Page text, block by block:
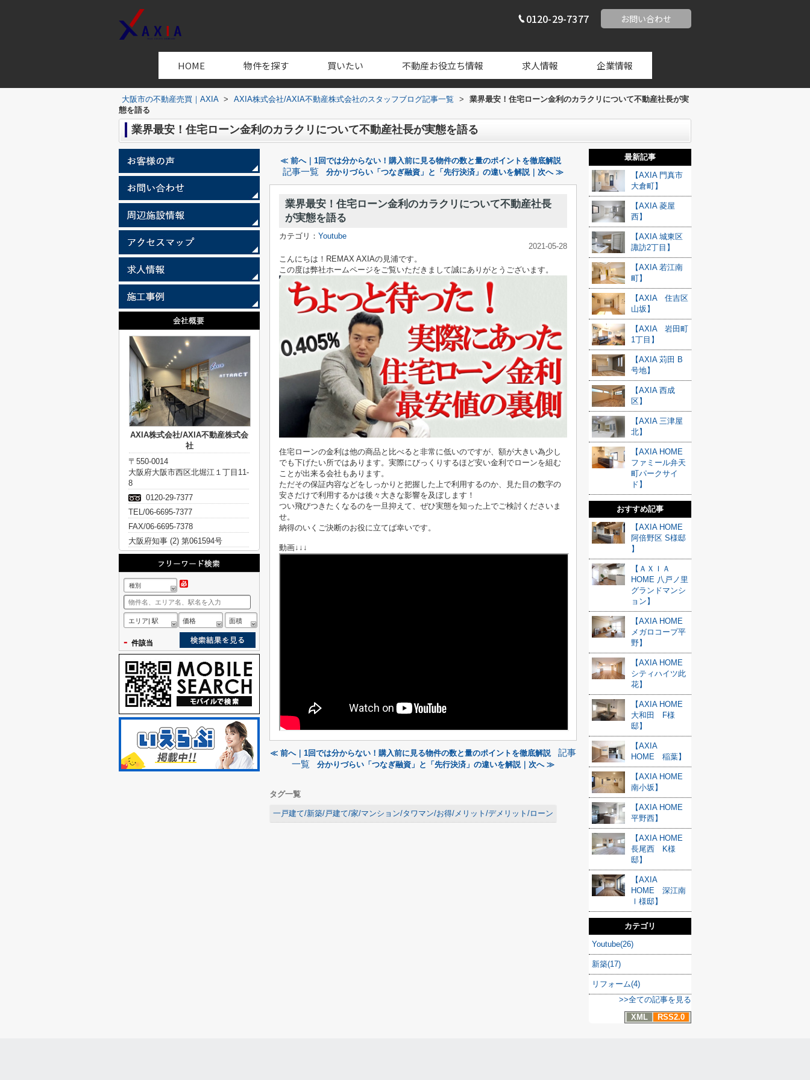
0120-29-7377 お問い合わせ
HOME 物件を探す 買いたい 不動産お役立ち情報 求人情報 企業情報
大阪市の不動産売買｜AXIA > AXIA株式会社/AXIA不動産株式会社のスタッフブログ記事一覧 >
業界最安！住宅ローン金利のカラクリについて不動産社長が実
態を語る
業界最安！住宅ローン金利のカラクリについて不動産社長が実態を語る
≪ 前へ｜1回では分からない！購入前に見る物件の数と量のポイントを徹底解説
記事一覧 分かりづらい「つなぎ融資」と「先行決済」の違いを解説｜次へ ≫
業界最安！住宅ローン金利のカラクリについて不動産社長
が実態を語る
カテゴリ： Youtube
2021-05-28
こんにちは！REMAX AXIAの見浦です。
この度は弊社ホームページをご覧いただきまして誠にありがとうございます。
住宅ローンの金利は他の商品と比べると非常に低いのですが、額が大きい為少し
でも下げたい所ではあります。実際にびっくりするほど安い金利でローンを組む
ことが出来る会社もあります。
ただその保証内容などをしっかりと把握した上で利用するのか、見た目の数字の
安さだけで利用するかは後々大きな影響を及ぼします！
つい飛びつきたくなるのを一旦抑えて、ぜひ実態を知った上でご検討くださいま
せ。
納得のいくご決断のお役に立てば幸いです。
動画↓↓↓
≪ 前へ｜1回では分からない！購入前に見る物件の数と量のポイントを徹底解説
記事
一覧
分かりづらい「つなぎ融資」と「先行決済」の違いを解説｜次へ ≫
タグ一覧
一戸建て/新築/戸建て/家/マンション/タワマン/お得/メリット/デメリット/ローン
最新記事
【AXIA 門真市
大倉町】
【AXIA 菱屋
西】
【AXIA 城東区
諏訪2丁目】
【AXIA 若江南
町】
【AXIA 住吉区
山坂】
【AXIA 岩田町
1丁目】
【AXIA 苅田 B
号地】
【AXIA 西成
区】
【AXIA 三津屋
北】
【AXIA HOME
ファミール弁天
町パークサイ
ド】
おすすめ記事
【AXIA HOME
阿倍野区 S様邸
】
【ＡＸＩＡ
HOME 八戸ノ里
グランドマンシ
ョン】
【AXIA HOME
メガロコープ平
野】
【AXIA HOME
シティハイツ此
花】
【AXIA HOME
大和田 F様
邸】
【AXIA
HOME 稲葉】
【AXIA HOME
南小坂】
【AXIA HOME
平野西】
【AXIA HOME
長尾西 K様
邸】
【AXIA
HOME 深江南
Ⅰ様邸】
カテゴリ
Youtube(26)
新築(17)
リフォーム(4)
>>全ての記事を見る
XML
RSS2.0
AXIA株式会社/AXIA不動産株式会
社
〒550-0014
大阪府大阪市西区北堀江１丁目11-
8
0120-29-7377
TEL/06-6695-7377
FAX/06-6695-7378
大阪府知事 (2) 第061594号
種別
エリア| 駅 価格 面積
- 件該当